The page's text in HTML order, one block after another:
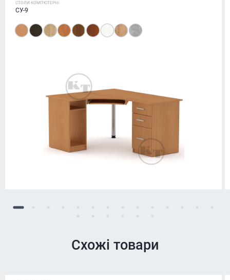
СТОЛИ КОМП'ЮТЕРНІ
СУ-9
Схожі товари